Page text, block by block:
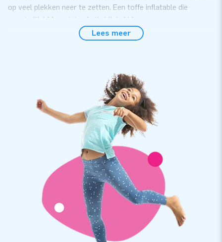
op veel plekken neer te zetten. Een toffe inflatable die
ongetwijfeld favoriet zal zijn bij de kids.
Springkastelen met glijbaan in soorten en maten
bontgekleurd springkasteel met glijbaan. Deze kleine
multiplay is een fantastische kinderattractie waarmee je het
hele gezin naar een evenement trekt. Het springkasteel is
gemakkelijk en snel neer te zetten. Ideaal voor een feestje of
een ander evenement.
Een multiplay springkasteel kopen doe je
eenvoudig en snel bij JB Inflatables
Wil je advies bij het kopen van een multiplay springkasteel?
Ons verkoopteam staat voor je klaar om mee te denken,
zodat jij de beste keuze maakt. Heb je al een keuze gemaakt?
Via onze website kun je eenvoudig en snel bestellen. Wij
leveren uit voorraad, dus je hebt je springkasteel met glijbaan
snel in huis. En het vervoer is geregeld: wij leveren je
Lees meer